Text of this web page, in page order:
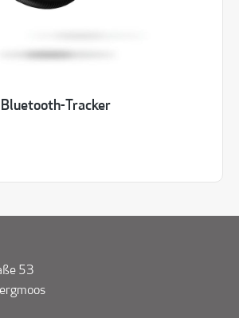
Tracker
53